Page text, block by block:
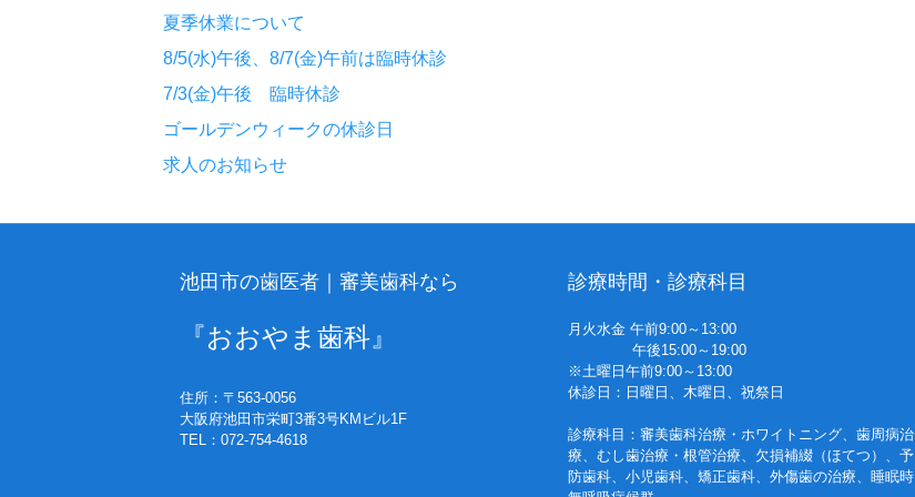
夏季休業について
8/5(水)午後、8/7(金)午前は臨時休診
7/3(金)午後 臨時休診
ゴールデンウィークの休診日
求人のお知らせ
池田市の歯医者｜審美歯科なら
『おおやま歯科』
住所：〒563-0056
大阪府池田市栄町3番3号KMビル1F
TEL：072-754-4618
診療時間・診療科目
月火水金 午前9:00～13:00
午後15:00～19:00
※土曜日午前9:00～13:00
休診日：日曜日、木曜日、祝祭日
診療科目：審美歯科治療・ホワイトニング、歯周病治
療、むし歯治療・根管治療、欠損補綴（ほてつ）、予
防歯科、小児歯科、矯正歯科、外傷歯の治療、睡眠時